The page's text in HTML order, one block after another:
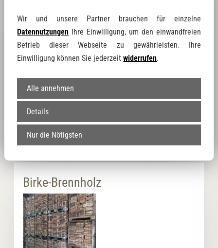
Birke-Brennholz
Wir und unsere Partner brauchen für einzelne
Datennutzungen Ihre Einwilligung, um den einwandfreien
Betrieb dieser Webseite zu gewährleisten. Ihre
Einwilligung können Sie jederzeitwiderrufen.
Alle annehmen
Details
Nur die Nötigsten